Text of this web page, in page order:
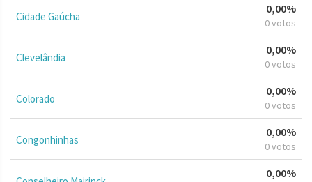
Cidade Gaúcha
0,00%
0 votos
Clevelândia
0,00%
0 votos
Colorado
0,00%
0 votos
Congonhinhas
0,00%
0 votos
0,00%